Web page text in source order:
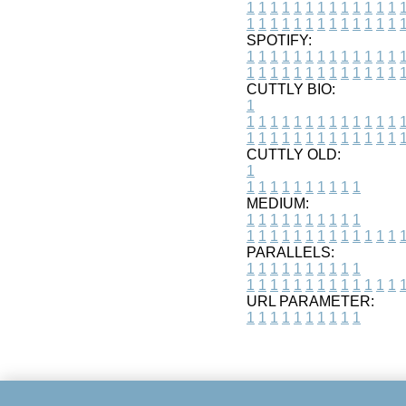
1 1 1 1 1 1 1 1 1 1 1 1 1 1
1 1 1 1 1 1 1 1 1 1 1 1 1 1
SPOTIFY:
1 1 1 1 1 1 1 1 1 1 1 1 1 1
1 1 1 1 1 1 1 1 1 1 1 1 1 1
CUTTLY BIO:
1
1 1 1 1 1 1 1 1 1 1 1 1 1 1
1 1 1 1 1 1 1 1 1 1 1 1 1 1
CUTTLY OLD:
1
1 1 1 1 1 1 1 1 1 1
MEDIUM:
1 1 1 1 1 1 1 1 1 1
1 1 1 1 1 1 1 1 1 1 1 1 1 1
PARALLELS:
1 1 1 1 1 1 1 1 1 1
1 1 1 1 1 1 1 1 1 1 1 1 1 1
URL PARAMETER:
1 1 1 1 1 1 1 1 1 1